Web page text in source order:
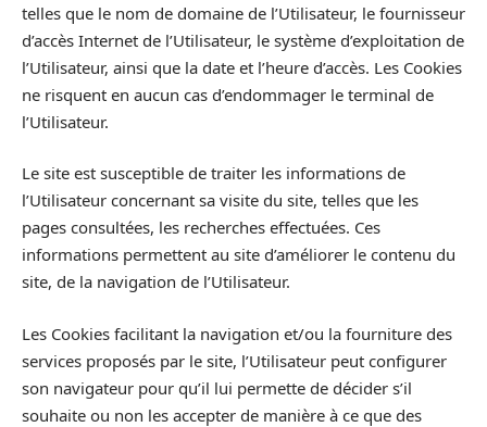
telles que le nom de domaine de l’Utilisateur, le fournisseur
d’accès Internet de l’Utilisateur, le système d’exploitation de
l’Utilisateur, ainsi que la date et l’heure d’accès. Les Cookies
ne risquent en aucun cas d’endommager le terminal de
l’Utilisateur.
Le site est susceptible de traiter les informations de
l’Utilisateur concernant sa visite du site, telles que les
pages consultées, les recherches effectuées. Ces
informations permettent au site d’améliorer le contenu du
site, de la navigation de l’Utilisateur.
Les Cookies facilitant la navigation et/ou la fourniture des
services proposés par le site, l’Utilisateur peut configurer
son navigateur pour qu’il lui permette de décider s’il
souhaite ou non les accepter de manière à ce que des